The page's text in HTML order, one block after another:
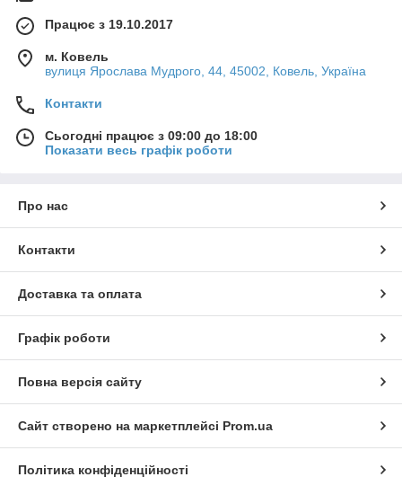
Працює з 19.10.2017
м. Ковель
вулиця Ярослава Мудрого, 44, 45002, Ковель, Україна
Контакти
Сьогодні працює з 09:00 до 18:00
Показати весь графік роботи
Про нас
Контакти
Доставка та оплата
Графік роботи
Повна версія сайту
Сайт створено на маркетплейсі Prom.ua
Політика конфіденційності